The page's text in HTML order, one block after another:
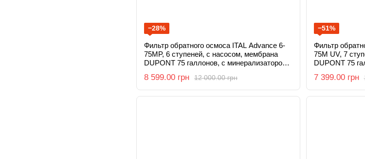
−28%
Фильтр обратного осмоса ITAL Advance 6-
75MP, 6 ступеней, с насосом, мембрана
DUPONT 75 галлонов, с минерализатором,
12 000.00 грн
8 599.00 грн
−51%
Фильтр
75M UV, 7
DUPONT 75
7 399.00 грн